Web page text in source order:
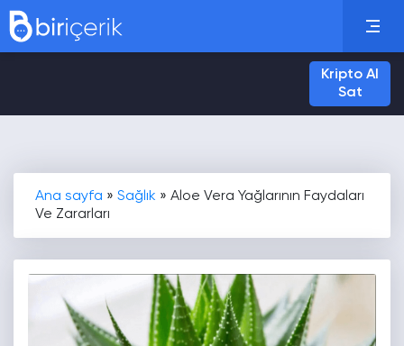
Kripto Al
Sat
Ana sayfa » Sağlık » Aloe Vera Yağlarının Faydaları
Ve Zararları